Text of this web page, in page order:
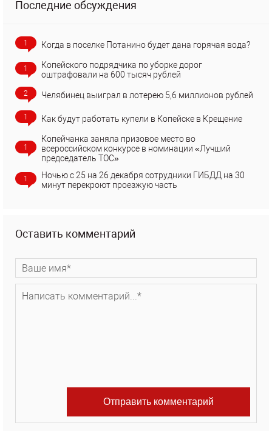
Последние обсуждения
1 Когда в поселке Потанино будет дана горячая вода?
1
Копейского подрядчика по уборке дорог
оштрафовали на 600 тысяч рублей
2 Челябинец выиграл в лотерею 5,6 миллионов рублей
1 Как будут работать купели в Копейске в Крещение
1
Копейчанка заняла призовое место во
всероссийском конкурсе в номинации «Лучший
председатель ТОС»
1
Ночью с 25 на 26 декабря сотрудники ГИБДД на 30
минут перекроют проезжую часть
Оставить комментарий